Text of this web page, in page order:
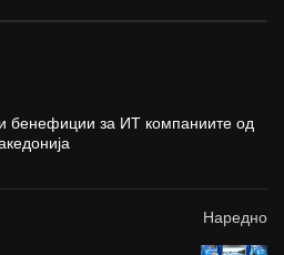
бенефиции за ИТ компаниите од
Наредно